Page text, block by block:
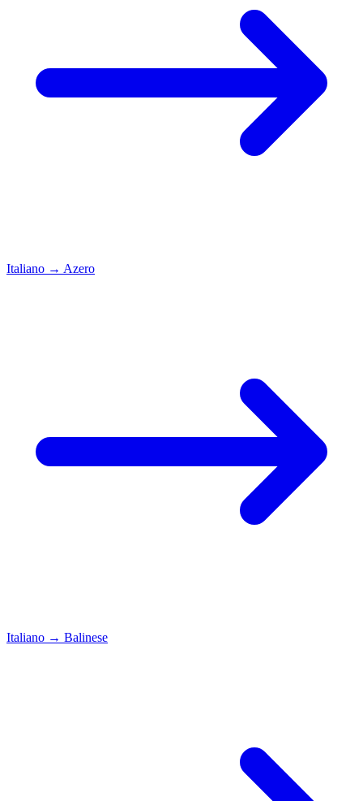
Italiano → Azero
Italiano → Balinese